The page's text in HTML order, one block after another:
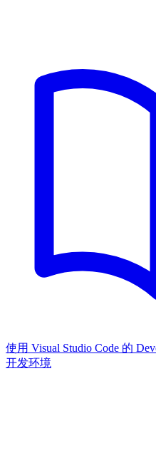
使用 Visual Studio Code 的
开发环境